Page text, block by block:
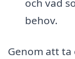
och vad
behov.
Genom att